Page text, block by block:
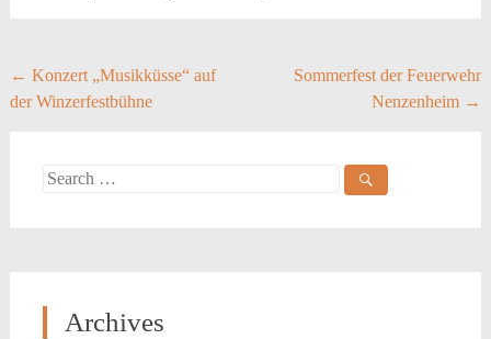
Post
navigation
← Konzert „Musikküsse“ auf
der Winzerfestbühne
Sommerfest der Feuerwehr
Nenzenheim →
Search
Archives